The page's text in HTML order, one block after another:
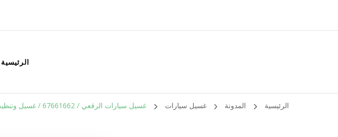
الرئيسية
الرئيسية المدونة غسيل سيارات غسيل سيارات الرقعي / 67661662 / غسيل وتنظيف سيارات متنقل أمام المنزل